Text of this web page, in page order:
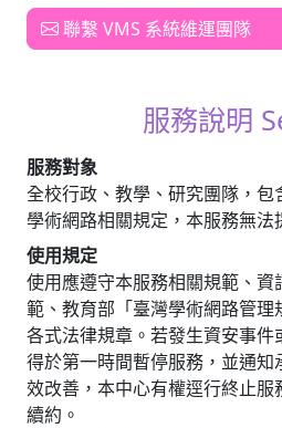
聯繫 VMS 系統維運團隊
服務說明
服務對象
全校行政、教學、研究團隊，
學術網路相關規定，本服務無法
使用規定
使用應遵守本服務相關規範、資
範、教育部「臺灣學術網路管
各式法律規章。若發生資安事
得於第一時間暫停服務，並通
效改善，本中心有權逕行終止
續約。